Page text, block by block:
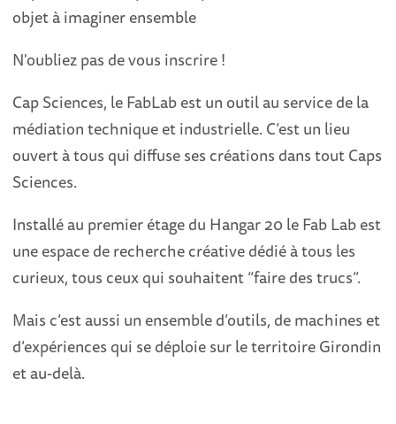
objet à imaginer ensemble
N'oubliez pas de vous inscrire !
Cap Sciences, le FabLab est un outil au service de la
médiation technique et industrielle. C’est un lieu
ouvert à tous qui diffuse ses créations dans tout Caps
Sciences.
Installé au premier étage du Hangar 20 le Fab Lab est
une espace de recherche créative dédié à tous les
curieux, tous ceux qui souhaitent “faire des trucs”.
Mais c’est aussi un ensemble d’outils, de machines et
d’expériences qui se déploie sur le territoire Girondin
et au-delà.